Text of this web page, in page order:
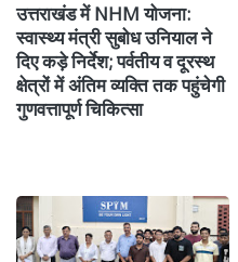
उत्तराखंड में NHM योजना:
स्वास्थ्य मंत्री सुबोध उनियाल ने
दिए कड़े निर्देश; पर्वतीय व दूरस्थ
क्षेत्रों में अंतिम व्यक्ति तक पहुंचेगी
गुणवत्तापूर्ण चिकित्सा